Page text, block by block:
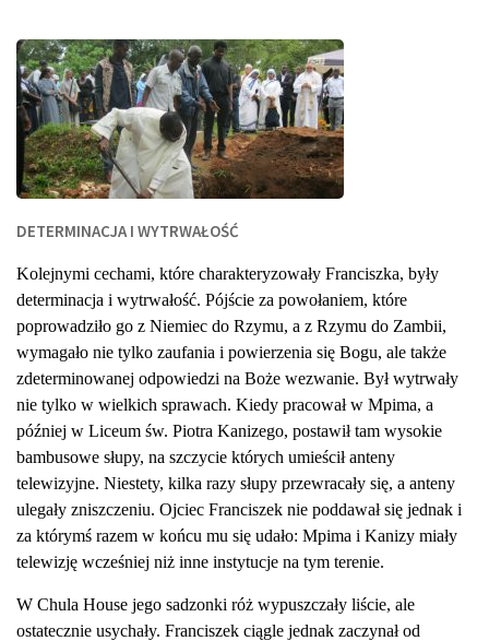
DETERMINACJA I WYTRWAŁOŚĆ
Kolejnymi cechami, które charakteryzowały Franciszka, były
determinacja i wytrwałość. Pójście za powołaniem, które
poprowadziło go z Niemiec do Rzymu, a z Rzymu do Zambii,
wymagało nie tylko zaufania i powierzenia się Bogu, ale także
zdeterminowanej odpowiedzi na Boże wezwanie. Był wytrwały
nie tylko w wielkich sprawach. Kiedy pracował w Mpima, a
później w Liceum św. Piotra Kanizego, postawił tam wysokie
bambusowe słupy, na szczycie których umieścił anteny
telewizyjne. Niestety, kilka razy słupy przewracały się, a anteny
ulegały zniszczeniu. Ojciec Franciszek nie poddawał się jednak i
za którymś razem w końcu mu się udało: Mpima i Kanizy miały
telewizję wcześniej niż inne instytucje na tym terenie.
W Chula House jego sadzonki róż wypuszczały liście, ale
ostatecznie usychały. Franciszek ciągle jednak zaczynał od